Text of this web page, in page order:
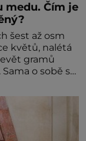
medu. Čím je
šest až osm
květů, nalétá
gramů
o sobě se
včelstva,